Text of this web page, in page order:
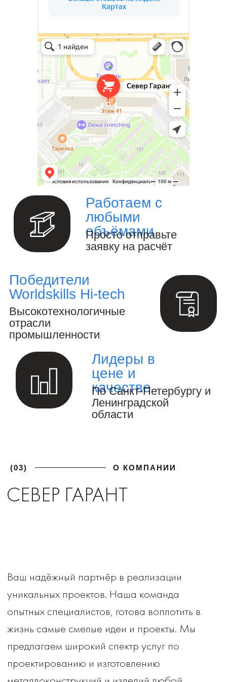
Север Гарант Групп
Металлоконструкции в Санкт‑Петербурге
Металлообработка в Санкт‑Петербурге
СЕВЕР ГАРАНТ
О КОМПАНИИ
Ваш надёжный партнёр в реализации
уникальных проектов. Наша команда
опытных специалистов, готова воплотить в
жизнь самые смелые идеи и проекты. Мы
предлагаем широкий спектр услуг по
проектированию и изготовлению
металлоконструкций и изделий любой
сложности под ключ.
Изготовление металлоизделий и
металлоконструкций.
Полный цикл обработки металла и
металлоизделий
Производство инженерных расчётов и
Создание 3D-модели и выпуск
конструкторской документации.
за реализацией проекта.
(04) ФОТОГАЛЕРЕЯ